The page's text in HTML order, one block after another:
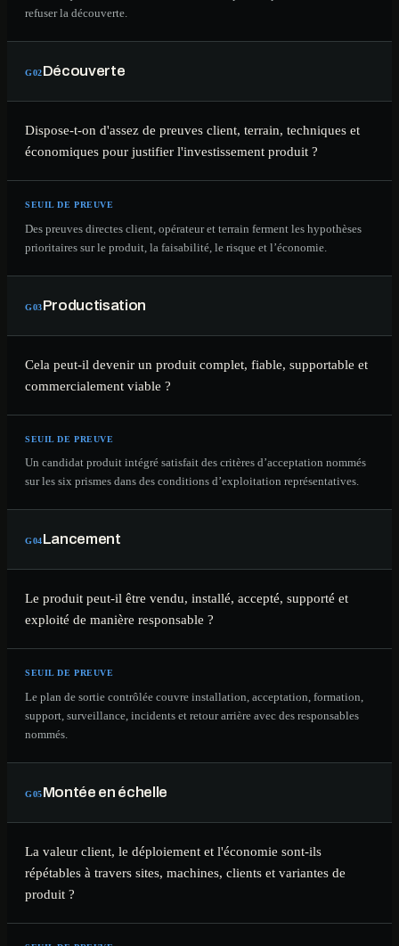
refuser la découverte.
G02Découverte
Dispose-t-on d'assez de preuves client, terrain, techniques et
économiques pour justifier l'investissement produit ?
SEUIL DE PREUVE
Des preuves directes client, opérateur et terrain ferment les hypothèses
prioritaires sur le produit, la faisabilité, le risque et l’économie.
G03Productisation
Cela peut-il devenir un produit complet, fiable, supportable et
commercialement viable ?
SEUIL DE PREUVE
Un candidat produit intégré satisfait des critères d’acceptation nommés
sur les six prismes dans des conditions d’exploitation représentatives.
G04Lancement
Le produit peut-il être vendu, installé, accepté, supporté et
exploité de manière responsable ?
SEUIL DE PREUVE
Le plan de sortie contrôlée couvre installation, acceptation, formation,
support, surveillance, incidents et retour arrière avec des responsables
nommés.
G05Montée en échelle
La valeur client, le déploiement et l'économie sont-ils
répétables à travers sites, machines, clients et variantes de
produit ?